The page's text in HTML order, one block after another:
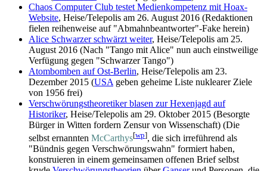
Chaos Computer Club testet Medienkompetenz mit Hoax-
Website, Heise/Telepolis am 26. August 2016 (Redaktionen
fielen reihenweise auf "Abmahnbeantworter"-Fake herein)
Alice Schwarzer schwärzt weiter, Heise/Telepolis am 25.
August 2016 (Nach "Tango mit Alice" nun auch einstweilige
Verfügung gegen "Schwarzer Tango")
Atombomben auf Ost-Berlin, Heise/Telepolis am 23.
Dezember 2015 (USA geben geheime Liste nuklearer Ziele
von 1956 frei)
Verschwörungstheoretiker blasen zur Hexenjagd auf
Historiker, Heise/Telepolis am 29. Oktober 2015 (Besorgte
Bürger in Witten fordern Zensur von Wissenschaft) (Die
selbst ernannten McCarthys[wp], die sich irreführend als
"Bündnis gegen Verschwörungswahn" formiert haben,
konstruieren in einem gemeinsamen offenen Brief selbst